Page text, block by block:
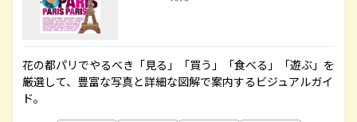
花の都パリでやるべき「見る」「買う」「食べる」「遊ぶ」を
厳選して、豊富な写真と詳細な図解で案内するビジュアルガイ
ド。